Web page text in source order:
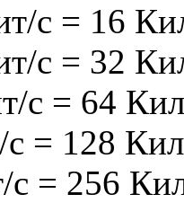
c = 16
c = 32
c = 64
= 128
c = 256